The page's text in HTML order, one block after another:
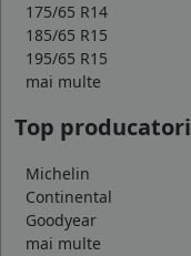
175/65 R14
185/65 R15
195/65 R15
mai multe
Top producatori
Michelin
Continental
Goodyear
mai multe